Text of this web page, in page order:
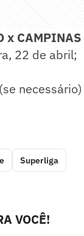
x CAMPINAS
22 de abril;
necessário)
Superliga
VOCÊ!